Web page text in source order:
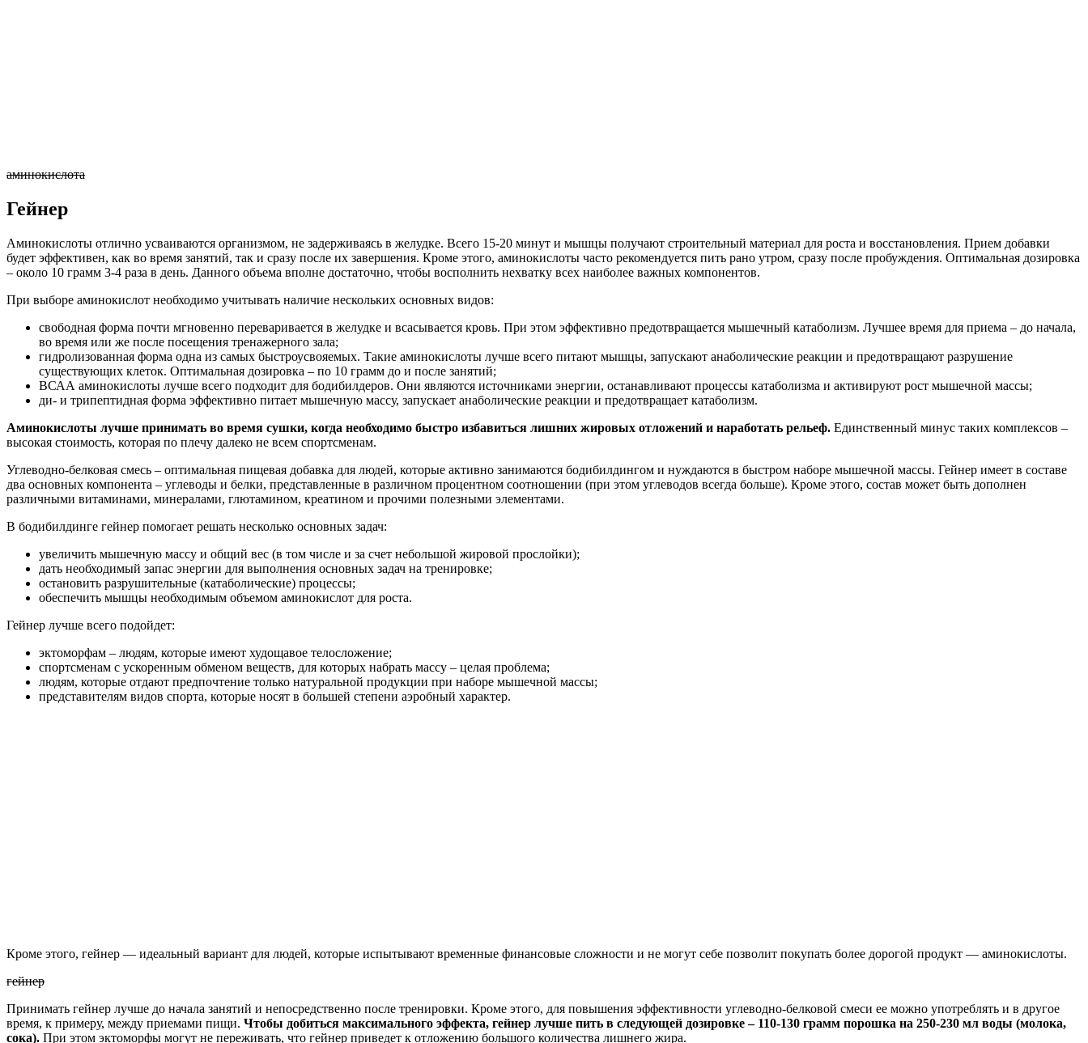
аминокислота
Гейнер
Аминокислоты отлично усваиваются организмом, не задерживаясь в желудке. Всего 15-20 минут и мышцы получают строительный материал для роста и восстановления. Прием добавки
будет эффективен, как во время занятий, так и сразу после их завершения. Кроме этого, аминокислоты часто рекомендуется пить рано утром, сразу после пробуждения. Оптимальная дозировка
– около 10 грамм 3-4 раза в день. Данного объема вполне достаточно, чтобы восполнить нехватку всех наиболее важных компонентов.
При выборе аминокислот необходимо учитывать наличие нескольких основных видов:
свободная форма почти мгновенно переваривается в желудке и всасывается кровь. При этом эффективно предотвращается мышечный катаболизм. Лучшее время для приема – до начала,
во время или же после посещения тренажерного зала;
гидролизованная форма одна из самых быстроусвояемых. Такие аминокислоты лучше всего питают мышцы, запускают анаболические реакции и предотвращают разрушение
существующих клеток. Оптимальная дозировка – по 10 грамм до и после занятий;
ВСАА аминокислоты лучше всего подходит для бодибилдеров. Они являются источниками энергии, останавливают процессы катаболизма и активируют рост мышечной массы;
ди- и трипептидная форма эффективно питает мышечную массу, запускает анаболические реакции и предотвращает катаболизм.
Аминокислоты лучше принимать во время сушки, когда необходимо быстро избавиться лишних жировых отложений и наработать рельеф. Единственный минус таких комплексов –
высокая стоимость, которая по плечу далеко не всем спортсменам.
Углеводно-белковая смесь – оптимальная пищевая добавка для людей, которые активно занимаются бодибилдингом и нуждаются в быстром наборе мышечной массы. Гейнер имеет в составе
два основных компонента – углеводы и белки, представленные в различном процентном соотношении (при этом углеводов всегда больше). Кроме этого, состав может быть дополнен
различными витаминами, минералами, глютамином, креатином и прочими полезными элементами.
В бодибилдинге гейнер помогает решать несколько основных задач:
увеличить мышечную массу и общий вес (в том числе и за счет небольшой жировой прослойки);
дать необходимый запас энергии для выполнения основных задач на тренировке;
остановить разрушительные (катаболические) процессы;
обеспечить мышцы необходимым объемом аминокислот для роста.
Гейнер лучше всего подойдет:
эктоморфам – людям, которые имеют худощавое телосложение;
спортсменам с ускоренным обменом веществ, для которых набрать массу – целая проблема;
людям, которые отдают предпочтение только натуральной продукции при наборе мышечной массы;
представителям видов спорта, которые носят в большей степени аэробный характер.
Кроме этого, гейнер — идеальный вариант для людей, которые испытывают временные финансовые сложности и не могут себе позволит покупать более дорогой продукт — аминокислоты.
гейнер
Принимать гейнер лучше до начала занятий и непосредственно после тренировки. Кроме этого, для повышения эффективности углеводно-белковой смеси ее можно употреблять и в другое
время, к примеру, между приемами пищи. Чтобы добиться максимального эффекта, гейнер лучше пить в следующей дозировке – 110-130 грамм порошка на 250-230 мл воды (молока,
сока). При этом эктоморфы могут не переживать, что гейнер приведет к отложению большого количества лишнего жира.